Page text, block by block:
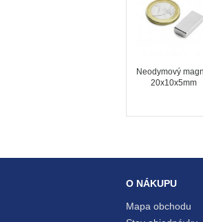
Neodymový
20x10x5mm
O NÁKUPU
Mapa obchodu